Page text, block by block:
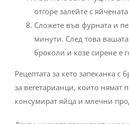
отгоре залейте с
Сложете във фурната и
минути. След това вашата
броколи и козе сирене е
Рецептата за кето запеканка с
за вегетарианци, които нямат
консумират яйца и млечни